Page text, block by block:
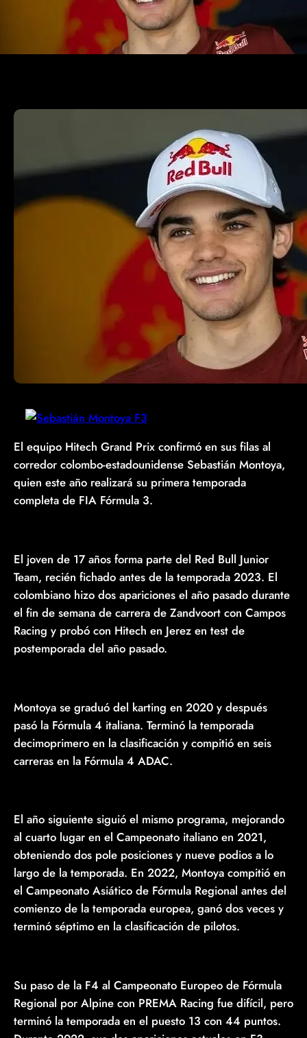
El equipo Hitech Grand Prix confirmó en sus filas al
corredor colombo-estadounidense Sebastián Montoya,
quien este año realizará su primera temporada
completa de FIA Fórmula 3.
El joven de 17 años forma parte del Red Bull Junior
Team, recién fichado antes de la temporada 2023. El
colombiano hizo dos apariciones el año pasado durante
el fin de semana de carrera de Zandvoort con Campos
Racing y probó con Hitech en Jerez en test de
postemporada del año pasado.
Montoya se graduó del karting en 2020 y después
pasó la Fórmula 4 italiana. Terminó la temporada
decimoprimero en la clasificación y compitió en seis
carreras en la Fórmula 4 ADAC.
El año siguiente siguió el mismo programa, mejorando
al cuarto lugar en el Campeonato italiano en 2021,
obteniendo dos pole posiciones y nueve podios a lo
largo de la temporada. En 2022, Montoya compitió en
el Campeonato Asiático de Fórmula Regional antes del
comienzo de la temporada europea, ganó dos veces y
terminó séptimo en la clasificación de pilotos.
Su paso de la F4 al Campeonato Europeo de Fórmula
Regional por Alpine con PREMA Racing fue difícil, pero
terminó la temporada en el puesto 13 con 44 puntos.